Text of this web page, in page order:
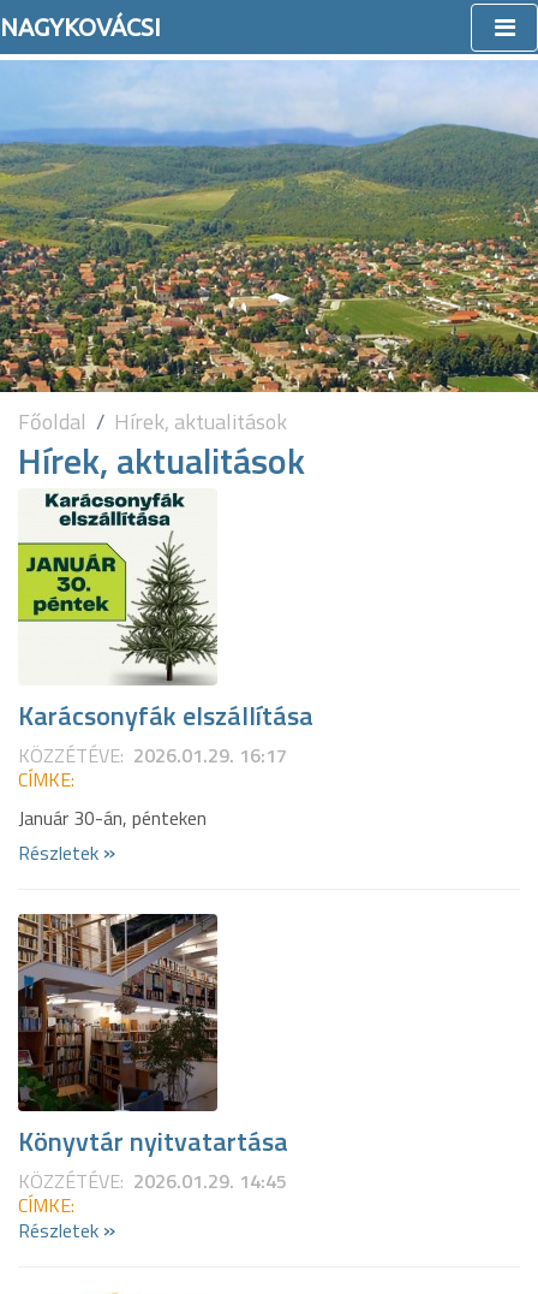
NAGYKOVÁCSI
Főoldal Hírek, aktualitások
Hírek, aktualitások
Karácsonyfák elszállítása
KÖZZÉTÉVE: 2026.01.29. 16:17
CÍMKE:
Január 30-án, pénteken
Részletek »
Könyvtár nyitvatartása
KÖZZÉTÉVE: 2026.01.29. 14:45
CÍMKE:
Részletek »